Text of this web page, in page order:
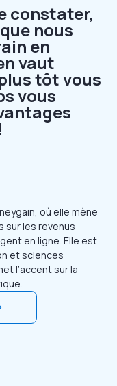
constater,
nous
en
vaut
tôt vous
vous
où elle mène
sur les revenus
en ligne. Elle est
et sciences
l’accent sur la